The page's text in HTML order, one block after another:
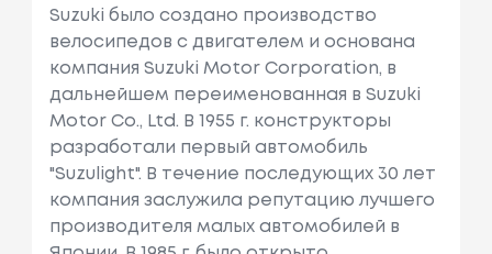
Suzuki было создано производство
велосипедов с двигателем и основана
компания Suzuki Motor Corporation, в
дальнейшем переименованная в Suzuki
Motor Co., Ltd. В 1955 г. конструкторы
разработали первый автомобиль
"Suzulight". В течение последующих 30 лет
компания заслужила репутацию лучшего
производителя малых автомобилей в